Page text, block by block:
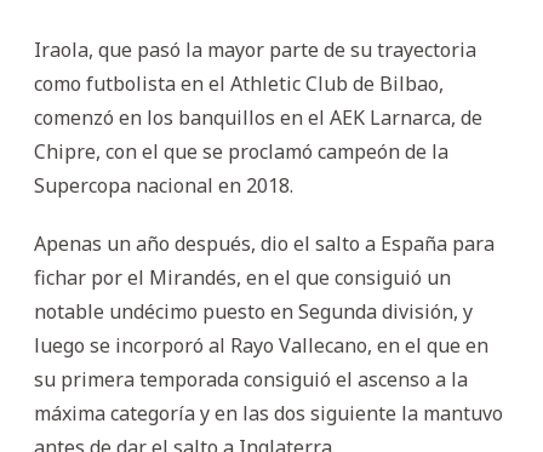
Iraola, que pasó la mayor parte de su trayectoria
como futbolista en el Athletic Club de Bilbao,
comenzó en los banquillos en el AEK Larnarca, de
Chipre, con el que se proclamó campeón de la
Supercopa nacional en 2018.
Apenas un año después, dio el salto a España para
fichar por el Mirandés, en el que consiguió un
notable undécimo puesto en Segunda división, y
luego se incorporó al Rayo Vallecano, en el que en
su primera temporada consiguió el ascenso a la
máxima categoría y en las dos siguiente la mantuvo